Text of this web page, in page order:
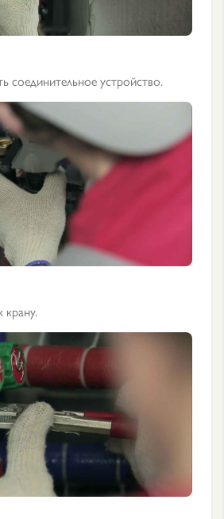
соединительное устройство.
крану.